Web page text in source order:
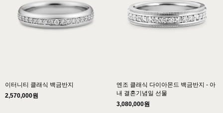
이터니티 클래식 백금반지
2,570,000원
엔조 클래식 다이아몬드 백금반지 - 아
내 결혼기념일 선물
3,080,000원